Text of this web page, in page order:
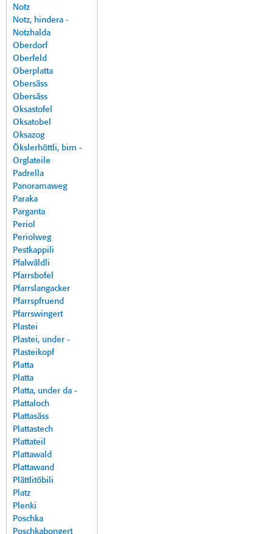
Notz
Notz, hindera -
Notzhalda
Oberdorf
Oberfeld
Oberplatta
Obersäss
Obersäss
Oksastofel
Oksatobel
Oksazog
Ökslerhöttli, bim -
Orglateile
Padrella
Panoramaweg
Paraka
Parganta
Periol
Periolweg
Pestkappili
Pfalwäldli
Pfarrsbofel
Pfarrslangacker
Pfarrspfruend
Pfarrswingert
Plastei
Plastei, under -
Plasteikopf
Platta
Platta
Platta, under da -
Plattaloch
Plattasäss
Plattastech
Plattateil
Plattawald
Plattawand
Plättlitöbili
Platz
Plenki
Poschka
Poschkabongert